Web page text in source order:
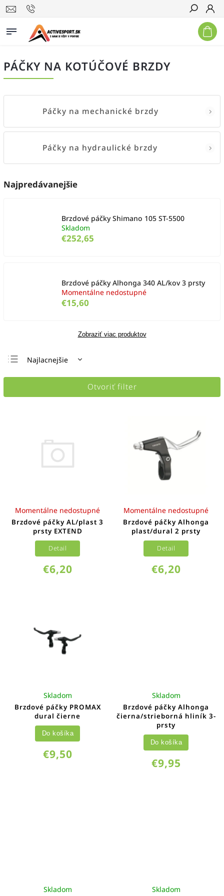
Hľadať
PÁČKY NA KOTÚČOVÉ BRZDY
Páčky na mechanické brzdy
Páčky na hydraulické brzdy
Najpredávanejšie
Brzdové páčky Shimano 105 ST-5500
Skladom
€252,65
Brzdové páčky Alhonga 340 AL/kov 3 prsty
Momentálne nedostupné
€15,60
Zobraziť viac produktov
Najlacnejšie
Najdrahšie
Otvoriť filter
Brzdové páčky AL/plast 3
prsty EXTEND
Momentálne nedostupné
€6,20
Detail
Brzdové páčky Alhonga
plast/dural 2 prsty
Momentálne nedostupné
€6,20
Detail
Brzdové páčky PROMAX
dural čierne
Skladom
€9,50
Do košíka
Brzdové páčky Alhonga
čierna/strieborná hliník 3-
prsty
Skladom
€9,95
Do košíka
Skladom Skladom